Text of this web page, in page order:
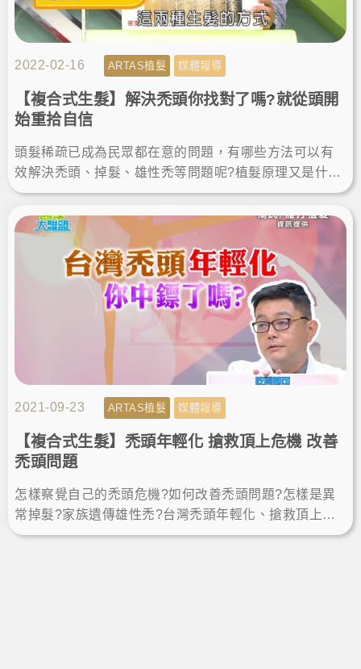
2022-02-16 ARTAS植髮 媒體報導
【複合式生髮】解決禿頭你找對了嗎?就從頭開
始重拾自信
頭髮稀疏已成為民眾都在意的問題，有哪些方法可以有
效解決禿頭、掉髮、雄性禿等問題呢?植髮原理又是什
麼，是如何找回茂密的頭髮呢?一起來看看植髮專家楊名
權醫師怎麼說。
2021-09-23 ARTAS植髮 媒體報導
【複合式生髮】禿頭年輕化 搶救頂上危機 改善
禿頭問題
怎樣察覺自己的禿頭危機?如何改善禿頭問題?怎樣是異
常掉髮?家族遺傳雄性禿?台灣禿頭年輕化、搶救頂上危
機，跟著《醫學大聯盟》節目，聽聽植髮專家楊名權醫